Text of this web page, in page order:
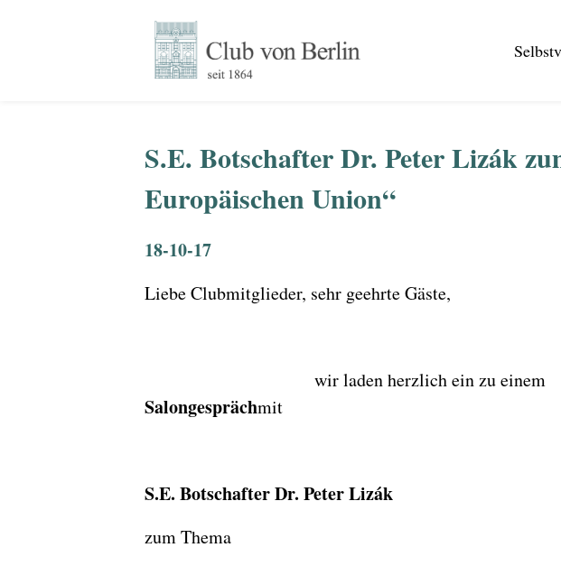
S.E. Botschafter Dr. Peter Lizák
Europäischen Union“
18-10-17
Liebe Clubmitglieder, sehr geehrte Gäste,
wir laden herzlich ein zu einem
Salongesprächmit
S.E. Botschafter Dr. Peter Lizák
zum Thema